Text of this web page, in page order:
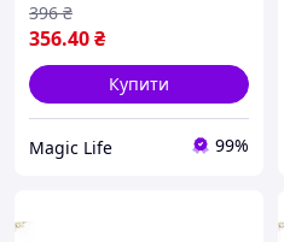
356.40₴
396 ₴
Купити
Magic Life 99%